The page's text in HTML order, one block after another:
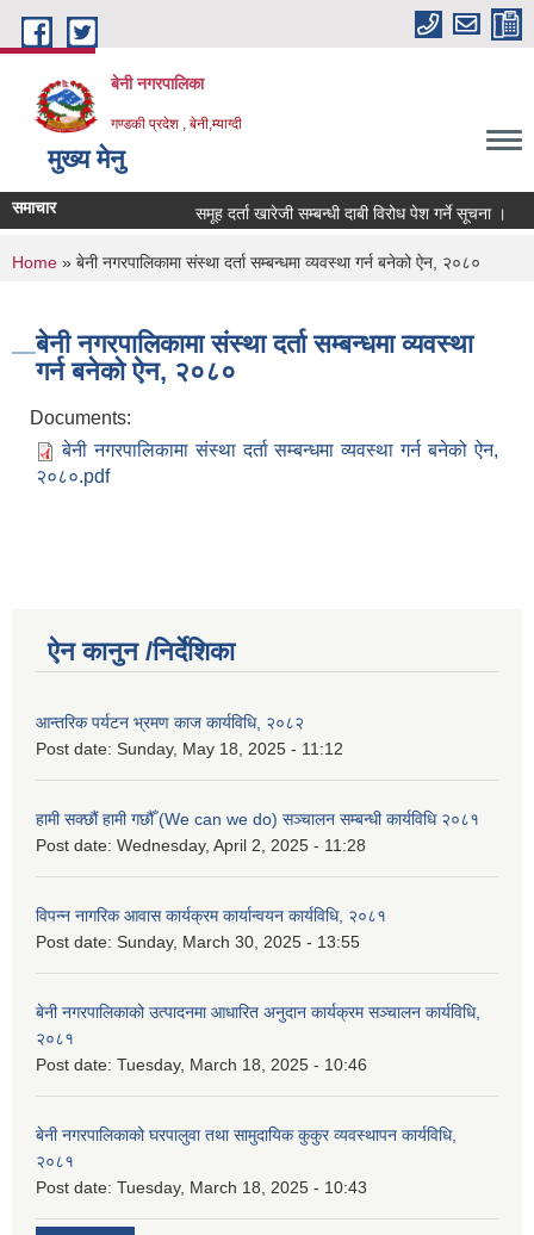
Skip to main content
बेनी नगरपालिका
गण्डकी प्रदेश , बेनी,म्याग्दी
मुख्य मेनु
समाचार समूह दर्ता खारेजी सम्बन्धी दाबी विरोध पेश गर्ने सूचना ।
You are here
Home » बेनी नगरपालिकामा संस्था दर्ता सम्बन्धमा व्यवस्था गर्न बनेको ऐन, २०८०
बेनी नगरपालिकामा संस्था दर्ता सम्बन्धमा व्यवस्था
गर्न बनेको ऐन, २०८०
Documents:
बेनी नगरपालिकामा संस्था दर्ता सम्बन्धमा व्यवस्था गर्न बनेको ऐन,
२०८०.pdf
ऐन कानुन /निर्देशिका
आन्तरिक पर्यटन भ्रमण काज कार्यविधि, २०८२
Post date: Sunday, May 18, 2025 - 11:12
हामी सक्छौं हामी गछौँ (We can we do) सञ्चालन सम्बन्धी कार्यविधि २०८१
Post date: Wednesday, April 2, 2025 - 11:28
विपन्न नागरिक आवास कार्यक्रम कार्यान्वयन कार्यविधि, २०८१
Post date: Sunday, March 30, 2025 - 13:55
बेनी नगरपालिकाको उत्पादनमा आधारित अनुदान कार्यक्रम सञ्‍चालन कार्यविधि,
२०८१
Post date: Tuesday, March 18, 2025 - 10:46
बेनी नगरपालिकाको घरपालुवा तथा सामुदायिक कुकुर व्यवस्थापन कार्यविधि,
२०८१
Post date: Tuesday, March 18, 2025 - 10:43